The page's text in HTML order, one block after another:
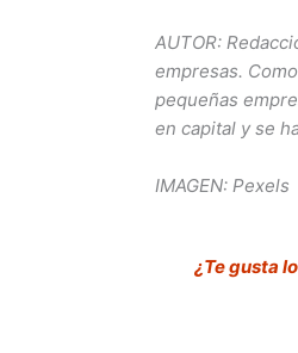
AUTOR:
empresas.
pequeñas
en capital y se
IMAGEN: Pexels
¿Te gusta